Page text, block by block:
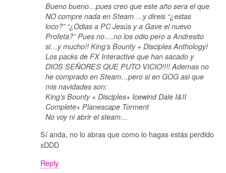
Bueno bueno…pues creo que este año sera el que
NO compre nada en Steam….y direis “¿estas
loco?” “¿Odias a PC Jesús y a Gave el nuevo
Profeta?” Pues no….no los odio pero a Andresito
si…y mucho!! King’s Bounty + Disciples Anthology!
Los packs de FX Interactive que han sacado y
DIOS SEÑORES QUE PUTO VICIO!!!! Ademas no
he comprado en Steam…pero si en GOG asi que
mis navidades son:
King’s Bounty + Disciples+ Icewind Dale I&II
Complete+ Planescape Torment
No voy ni abrir el steam…
Sí anda, no lo abras que como lo hagas estás perdido
xDDD
Reply